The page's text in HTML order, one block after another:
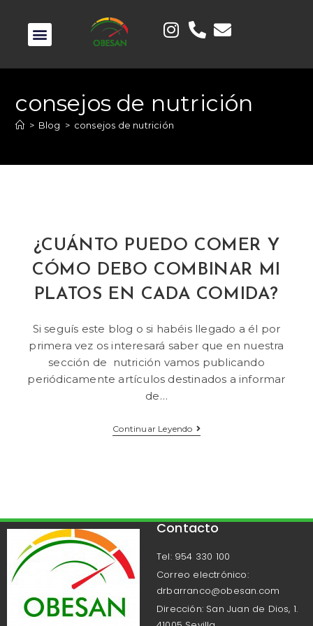
consejos de nutrición
> Blog > consejos de nutrición
¿CUÁNTO PUEDO COMER Y
CÓMO DEBO COMBINAR MI
PLATOS EN CADA COMIDA?
Si seguís este blog o si habéis llegado a él por
primera vez os interesará saber que en nuestra
sección de nutrición vamos publicando
periódicamente artículos destinados a informar
de…
Continuar Leyendo
Contacto
Tel: 954 330 100
Correo electrónico:
drbarranco@obesan.com
Dirección: San Juan de Dios, 1.